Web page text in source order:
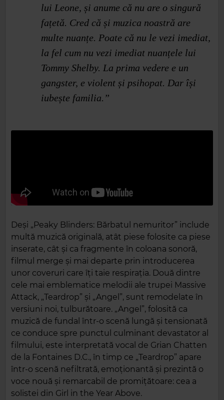
lui Leone, și anume că nu are o singură
fațetă. Cred că și muzica noastră are
multe nuanțe. Poate că nu le vezi imediat,
la fel cum nu vezi imediat nuanțele lui
Tommy Shelby. La prima vedere e un
gangster, e violent și psihopat. Dar își
iubește familia.”
Deși „Peaky Blinders: Bărbatul nemuritor” include
multă muzică originală, atât piese folosite ca piese
inserate, cât și ca fragmente în coloana sonoră,
filmul merge și mai departe prin introducerea
unor coveruri care îți taie respirația. Două dintre
cele mai emblematice melodii ale trupei Massive
Attack, „Teardrop” și „Angel”, sunt remodelate în
versiuni noi, tulburătoare. „Angel”, folosită ca
muzică de fundal într‑o scenă lungă și tensionată
ce conduce spre punctul culminant devastator al
filmului, este interpretată vocal de Grian Chatten
de la Fontaines D.C., în timp ce „Teardrop” apare
într‑o scenă nefiltrată, emoționantă și prezintă o
voce nouă și remarcabil de promițătoare: cea a
solistei din Girl in the Year Above.